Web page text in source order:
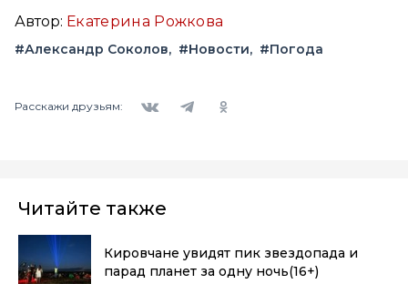
Автор: Екатерина Рожкова
#Александр Соколов #Новости #Погода
Расскажи друзьям:
Читайте также
Кировчане увидят пик звездопада и
парад планет за одну ночь(16+)